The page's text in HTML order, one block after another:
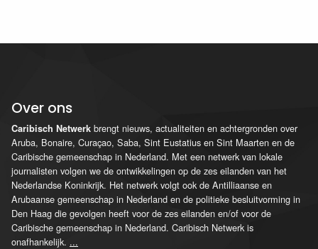
Over ons
Caribisch Netwerk brengt nieuws, actualiteiten en achtergronden over
Aruba, Bonaire, Curaçao, Saba, Sint Eustatius en Sint Maarten en de
Caribische gemeenschap in Nederland. Met een netwerk van lokale
journalisten volgen we de ontwikkelingen op de zes eilanden van het
Nederlandse Koninkrijk. Het netwerk volgt ook de Antilliaanse en
Arubaanse gemeenschap in Nederland en de politieke besluitvorming in
Den Haag die gevolgen heeft voor de zes eilanden en/of voor de
Caribische gemeenschap in Nederland. Caribisch Netwerk is
onafhankelijk. ...